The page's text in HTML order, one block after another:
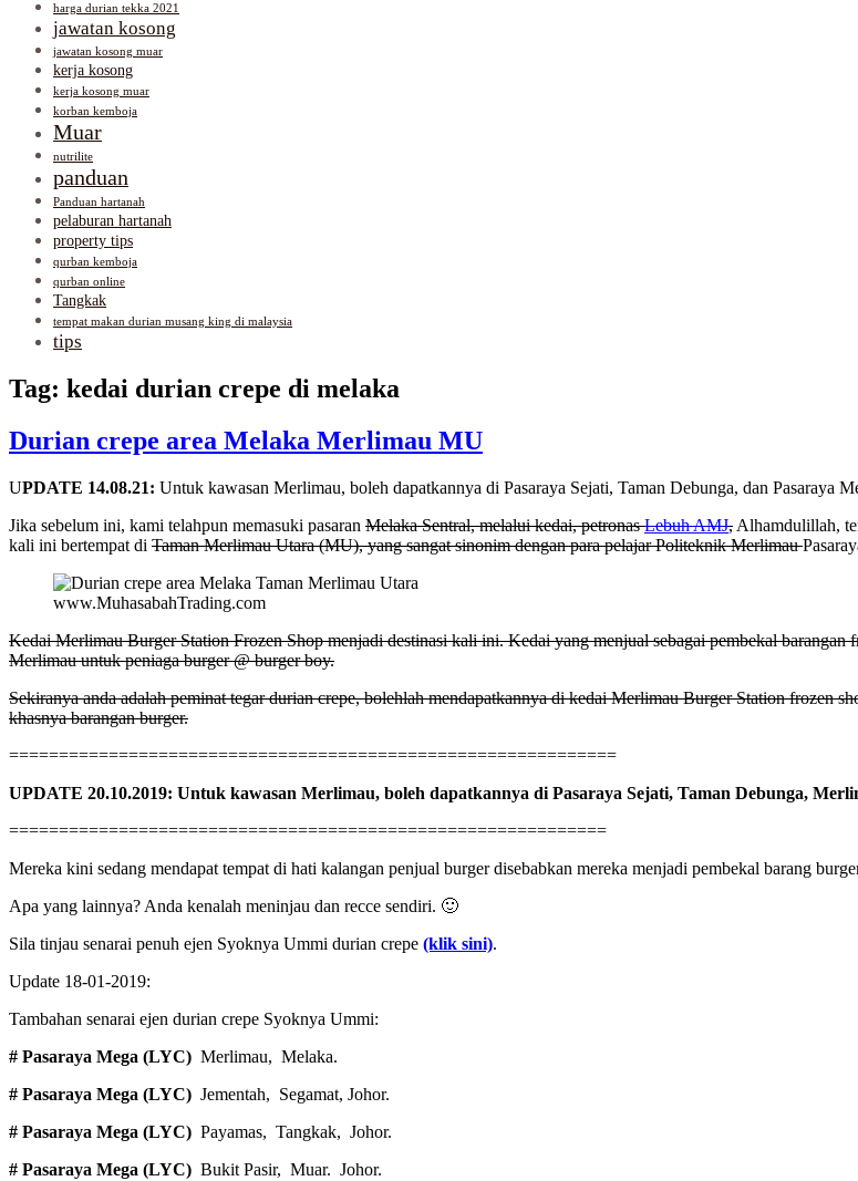
harga durian tekka 2021
jawatan kosong
jawatan kosong muar
kerja kosong
kerja kosong muar
korban kemboja
Muar
nutrilite
panduan
Panduan hartanah
pelaburan hartanah
property tips
qurban kemboja
qurban online
Tangkak
tempat makan durian musang king di malaysia
tips
Tag: kedai durian crepe di melaka
Durian crepe area Melaka Merlimau MU
UPDATE 14.08.21: Untuk kawasan Merlimau, boleh dapatkannya di Pasaraya Sejati, Taman Debunga, dan Pasaraya
Jika sebelum ini, kami telahpun memasuki pasaran Melaka Sentral, melalui kedai,petronasLebuh AMJ, Alhamdulillah,
kali ini bertempat di Taman Merlimau Utara (MU), yang sangat sinonim dengan para pelajar Politeknik Merlimau
www.MuhasabahTrading.com
Kedai Merlimau Burger Station Frozen Shop menjadi destinasi kali ini. Kedai yang menjual sebagai pembekal barangan
Merlimau untuk peniaga burger @ burger boy.
Sekiranya anda adalah peminat tegar durian crepe, bolehlah mendapatkannya di kedaiMerlimau Burger Station frozen
khasnya barangan burger.
=============================================================
UPDATE 20.10.2019: Untuk kawasan Merlimau, boleh dapatkannya di Pasaraya Sejati, Taman Debunga,
============================================================
Mereka kini sedang mendapat tempat di hati kalangan penjual burger disebabkan mereka menjadi pembekal barang
Apa yang lainnya? Anda kenalah meninjau dan recce sendiri. 🙂
Sila tinjau senarai penuh ejen Syoknya Ummi durian crepe (klik sini).
Update 18-01-2019:
Tambahan senarai ejen durian crepe Syoknya Ummi:
# Pasaraya Mega (LYC) Merlimau, Melaka.
# Pasaraya Mega (LYC) Jementah, Segamat, Johor.
# Pasaraya Mega (LYC) Payamas, Tangkak, Johor.
# Pasaraya Mega (LYC) Bukit Pasir, Muar. Johor.